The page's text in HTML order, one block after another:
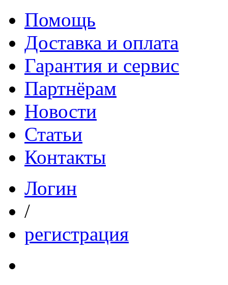
Помощь
Доставка и оплата
Гарантия и сервис
Партнёрам
Новости
Статьи
Контакты
Логин
/
регистрация